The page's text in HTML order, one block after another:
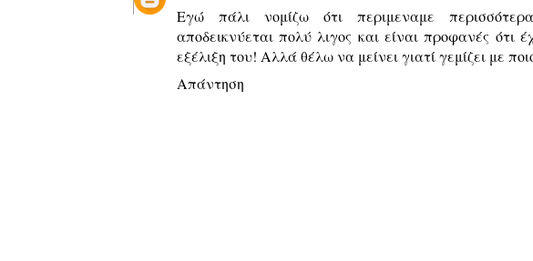
Εγώ πάλι νομίζω ότι περιμεναμε
αποδεικνύεται πολύ λιγος και είναι προφανές ότι
εξέλιξη του! Αλλά θέλω να μείνει γιατί γεμίζει με
Απάντηση